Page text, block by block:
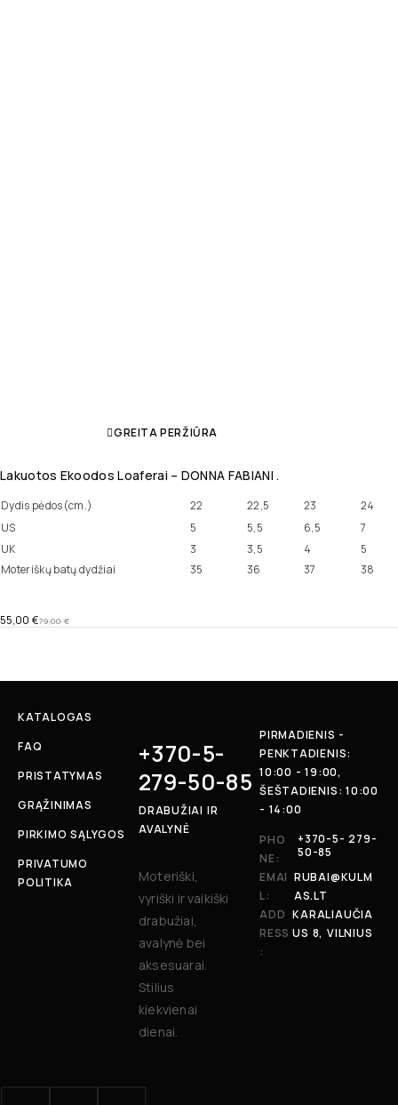
GREITA PERŽIŪRA
Lakuotos Ekoodos Loaferai – DONNA FABIANI .
Dydis pėdos(cm.) 22 22,5 23
24
US
5 5,5 6,5
7
UK
3 3,5 4
5
Moteriškų batų dydžiai
35 36 37 38
79,00€
55,00 €
KATALOGAS
FAQ
PRISTATYMAS
GRĄŽINIMAS
PIRKIMO SĄLYGOS
PRIVATUMO
POLITIKA
+370-5-
279-50-85
DRABUŽIAI IR
AVALYNĖ
Moteriški,
vyriški ir vaikiški
drabužiai,
avalynė bei
aksesuarai.
Stilius
kiekvienai
dienai.
PIRMADIENIS -
PENKTADIENIS:
10:00 - 19:00,
ŠEŠTADIENIS: 10:00
- 14:00
PHO
NE:
+370-5- 279-
50-85
EMAI
L:
RUBAI@KULM
AS.LT
ADD
RESS
:
KARALIAUČIA
US 8, VILNIUS